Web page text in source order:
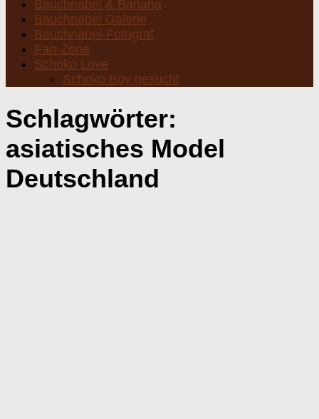
Bauchnabel & Banana
Bauchnabel Galerie
Bauchnabel-Fotograf
Fan-Zone
Schoko Love
Schoko Boy gesucht
Schlagwörter:
asiatisches Model
Deutschland